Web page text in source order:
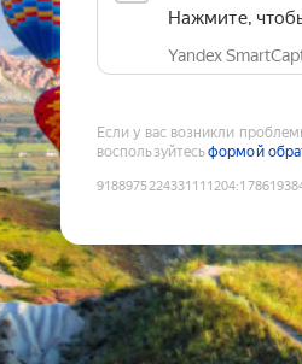
Нажмите,
Yandex
Если у вас возникли
воспользуйтесьформой
9188975224331111204: